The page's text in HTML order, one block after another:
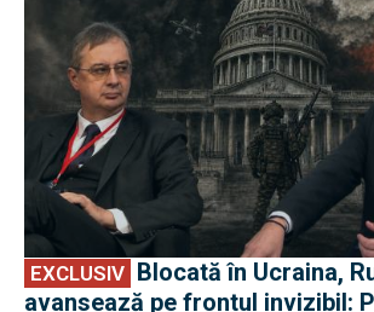
EXCLUSIV
avansează pe frontul invizibil: